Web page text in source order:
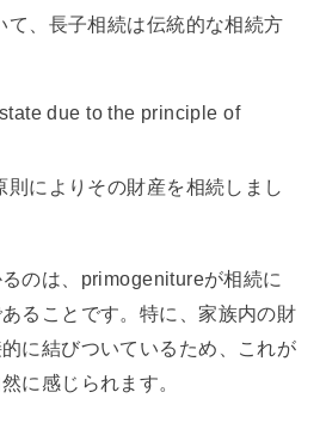
て、長子相続は伝統的な相続方
due to the principle of
則によりその財産を相続しまし
のは、primogenitureが相続に
ることです。特に、家族内の財
に結びついているため、これが
に感じられます。